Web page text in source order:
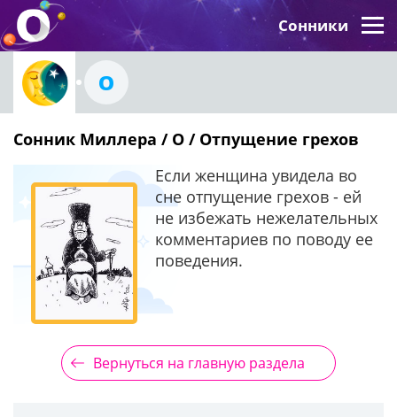
Сонники
О
Сонник Миллера / О / Отпущение грехов
Если женщина увидела во
сне отпущение грехов - ей
не избежать нежелательных
комментариев по поводу ее
поведения.
Вернуться на главную раздела